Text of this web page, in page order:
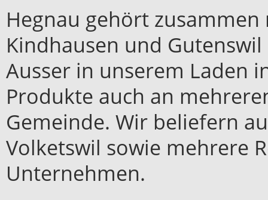
Hegnau gehört
Kindhausen und
Ausser in unserem Laden
Produkte auch an
Gemeinde. Wir beliefern
Volketswil sowie mehrere
Unternehmen.